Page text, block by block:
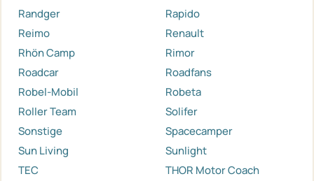
Randger
Rapido
Reimo
Renault
Rhön Camp
Rimor
Roadcar
Roadfans
Robel-Mobil
Robeta
Roller Team
Solifer
Sonstige
Spacecamper
Sun Living
Sunlight
TEC
THOR Motor Coach